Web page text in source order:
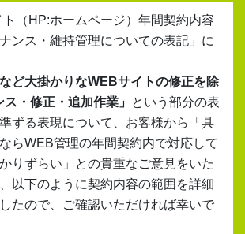
（HP:ホームページ）年間契約内容
ンス・維持管理についての表記」に
など大掛かりなWEBサイトの修正を除
・修正・追加作業」
という部分の表
ずる表現について、お客様から「具
らWEB管理の年間契約内で対応して
りずらい」との貴重なご意見をいた
以下のように契約内容の範囲を詳細
たので、ご確認いただければ幸いで